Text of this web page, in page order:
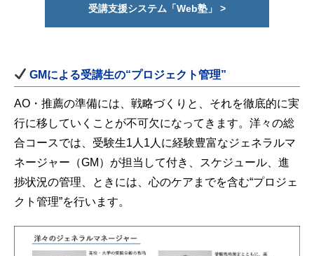
受講支援システム「Web塾」 >
GMによる受講生の“プロジェクト管理”
AO・推薦の準備には、戦略づくりと、それを徹底的に実
行に移していくことが不可欠になってきます。洋々の総
合コースでは、受験生1人1人に経験豊富なジェネラルマ
ネージャー（GM）が担当して付き、スケジュール、進
捗状況の管理、ときには、心のケアまでを含む“プロジェ
クト管理”を行います。